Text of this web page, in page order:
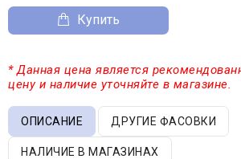
Купить
* Данная цена является
цену и наличие уточняйте в магазине.
ОПИСАНИЕ ДРУГИЕ ФАСОВКИ
НАЛИЧИЕ В МАГАЗИНАХ